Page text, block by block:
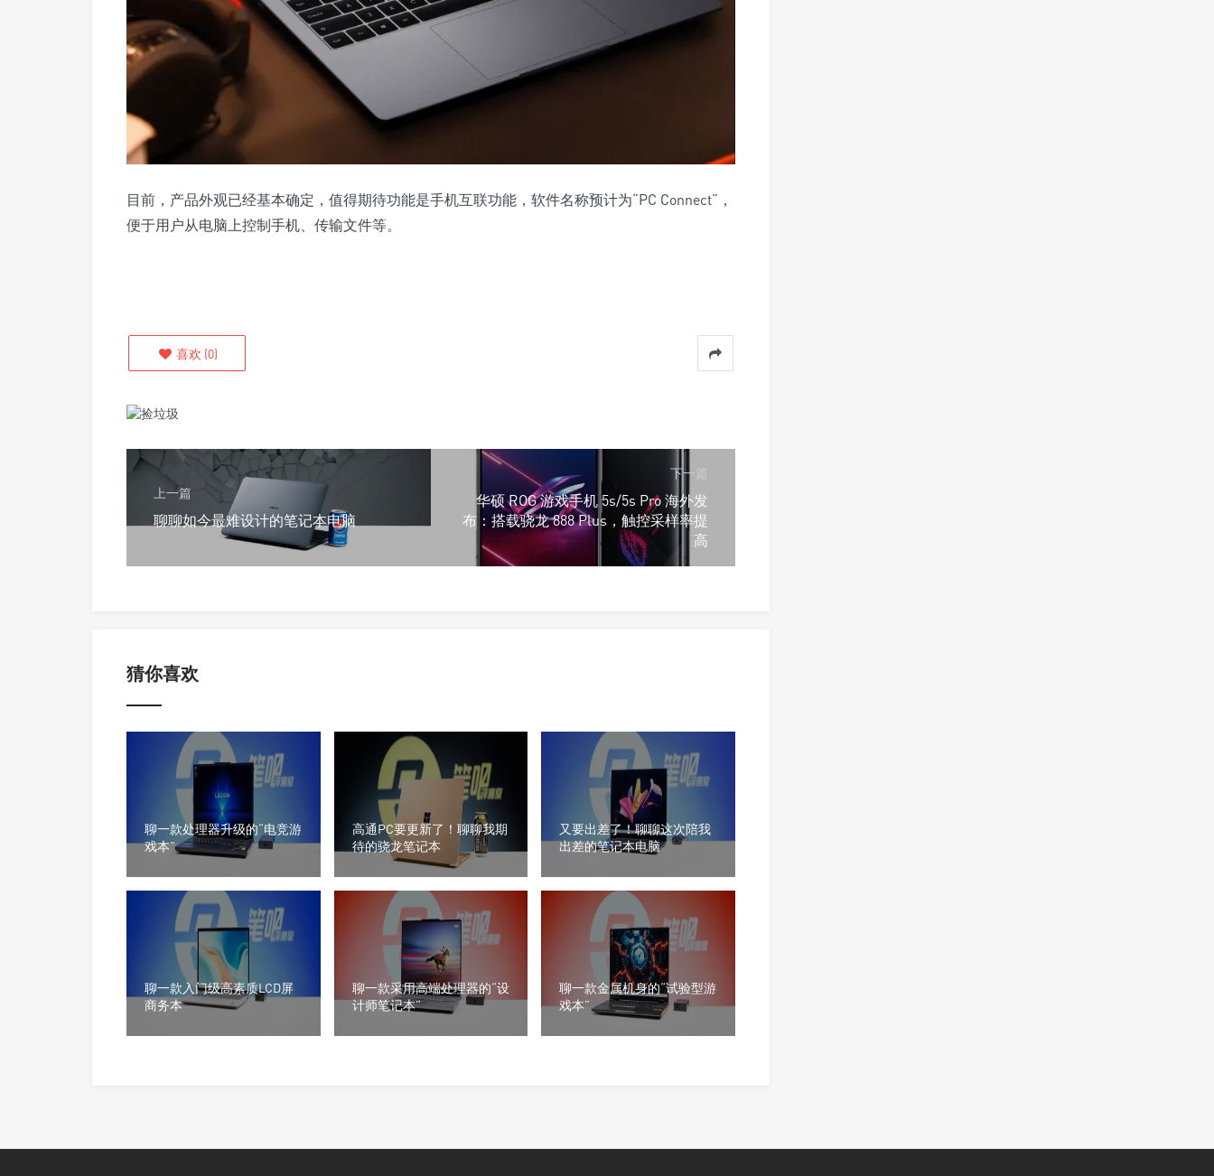
目前，产品外观已经基本确定，值得期待功能是手机互联功能，软件名称预计为“PC Connect”，
便于用户从电脑上控制手机、传输文件等。
喜欢 (0)
上一篇
聊聊如今最难设计的笔记本电脑
下一篇
华硕 ROG 游戏手机 5s/5s Pro 海外发
布：搭载骁龙 888 Plus，触控采样率提
高
猜你喜欢
聊一款处理器升级的“电竞游
戏本”
高通PC要更新了！聊聊我期
待的骁龙笔记本
又要出差了！聊聊这次陪我
出差的笔记本电脑
聊一款入门级高素质LCD屏
商务本
聊一款采用高端处理器的“设
计师笔记本”
聊一款金属机身的“试验型游
戏本”